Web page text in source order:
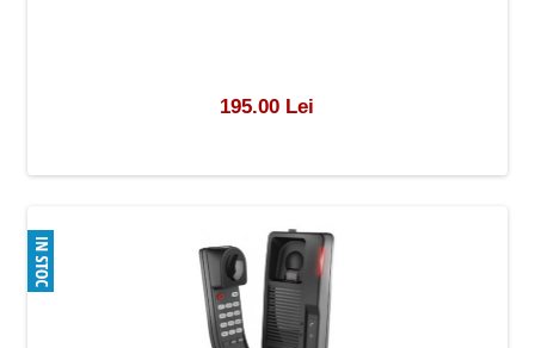
195.00 Lei